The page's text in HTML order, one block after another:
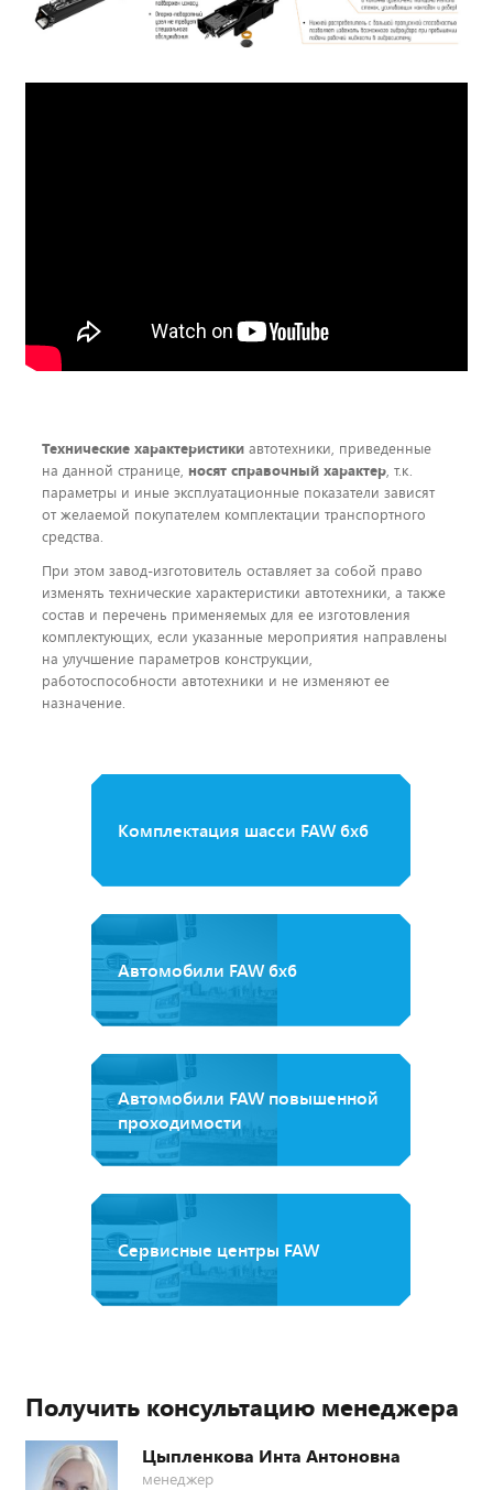
Технические характеристики автотехники, приведенные
на данной странице, носят справочный характер, т.к.
параметры и иные эксплуатационные показатели зависят
от желаемой покупателем комплектации транспортного
средства.
При этом завод-изготовитель оставляет за собой право
изменять технические характеристики автотехники, а также
состав и перечень применяемых для ее изготовления
комплектующих, если указанные мероприятия направлены
на улучшение параметров конструкции,
работоспособности автотехники и не изменяют ее
назначение.
Комплектация шасси FAW 6x6
Автомобили FAW 6х6
Автомобили FAW повышенной
проходимости
Сервисные центры FAW
Получить консультацию менеджера
Цыпленкова Инта Антоновна
менеджер